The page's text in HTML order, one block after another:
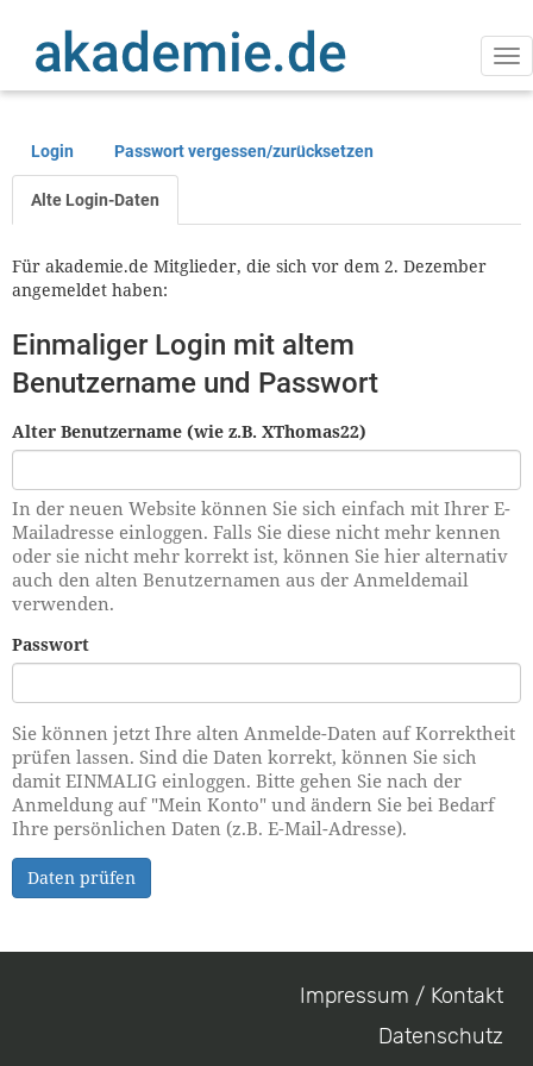
Inhalt
Primäre
Reiter
Login Passwort vergessen/zurücksetzen
Alte Login-Daten
Für akademie.de Mitglieder, die sich vor dem 2. Dezember
angemeldet haben:
Einmaliger Login mit altem
Benutzername und Passwort
Alter Benutzername (wie z.B. XThomas22)
In der neuen Website können Sie sich einfach mit Ihrer E-
Mailadresse einloggen. Falls Sie diese nicht mehr kennen
oder sie nicht mehr korrekt ist, können Sie hier alternativ
auch den alten Benutzernamen aus der Anmeldemail
verwenden.
Passwort
Sie können jetzt Ihre alten Anmelde-Daten auf Korrektheit
prüfen lassen. Sind die Daten korrekt, können Sie sich
damit EINMALIG einloggen. Bitte gehen Sie nach der
Anmeldung auf "Mein Konto" und ändern Sie bei Bedarf
Ihre persönlichen Daten (z.B. E-Mail-Adresse).
Daten prüfen
Impressum / Kontakt
Datenschutz